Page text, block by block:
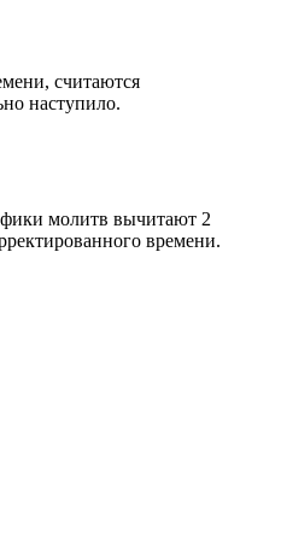
считаются
наступило.
молитв вычитают 2
времени.